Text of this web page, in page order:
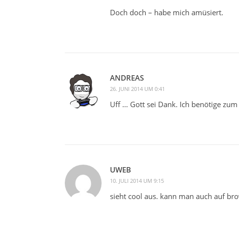
Doch doch – habe mich amüsiert.
ANDREAS
26. JUNI 2014 UM 0:41
Uff … Gott sei Dank. Ich benötige
UWEB
10. JULI 2014 UM 9:15
sieht cool aus. kann man auch auf